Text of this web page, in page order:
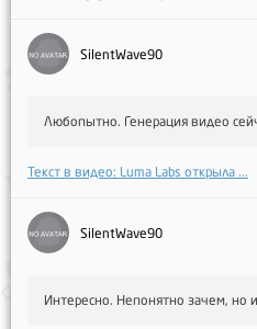
SilentWave90
Любопытно. Генерация видео
Текст в видео: Luma Labs открыла ...
SilentWave90
Интересно. Непонятно зачем, но